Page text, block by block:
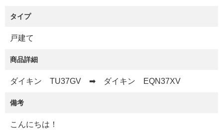
タイプ
戸建て
商品詳細
ダイキン TU37GV ➡ ダイキン EQN37XV
備考
こんにちは！